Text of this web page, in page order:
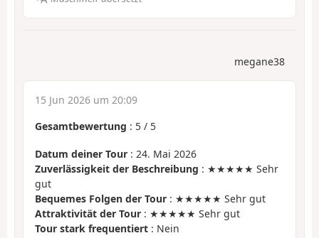
megane38
15 Jun 2026 um 20:09
Gesamtbewertung : 5 / 5
Datum deiner Tour : 24. Mai 2026
Zuverlässigkeit der Beschreibung : ★★★★★ Sehr
gut
Bequemes Folgen der Tour : ★★★★★ Sehr gut
Attraktivität der Tour : ★★★★★ Sehr gut
Tour stark frequentiert : Nein